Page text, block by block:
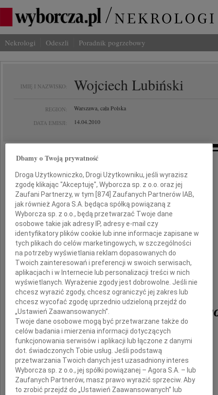
Nekrologi Odeszli Poradnik pogrzebowy
IMIĘ I NAZWISKO: Wojciech Lubiński
REGION: Warszawa, cała Polska
DATA EMISJI: 14.04.2010
Wyrazy najgłębszego współczucia
Rodzinie i Bliskim
tragicznie zmarłego
płk. dr. hab.
Wojciecha
Dbamy o Twoją prywatność
Droga Użytkowniczko, Drogi Użytkowniku, jeśli wyrazisz
zgodę klikając "Akceptuję", Wyborcza sp. z o.o. oraz jej
Zaufani Partnerzy, w tym [874 ] Zaufanych Partnerów IAB,
jak również Agora S.A. będąca spółką powiązaną z
Wyborcza sp. z o.o., będą przetwarzać Twoje dane
osobowe takie jak adresy IP, adresy e-mail czy
identyfikatory plików cookie lub inne informacje zapisane w
tych plikach do celów marketingowych, w szczególności
na potrzeby wyświetlania reklam dopasowanych do
Twoich zainteresowań i preferencji w swoich serwisach,
aplikacjach i w Internecie lub personalizacji treści w nich
wyświetlanych. Wyrażenie zgody jest dobrowolne. Jeśli nie
chcesz wyrazić zgody, chcesz ograniczyć jej zakres lub
chcesz wycofać zgodę uprzednio udzieloną przejdź do
„Ustawień Zaawansowanych”.
Twoje dane osobowe mogą być przetwarzane także do
celów badania i mierzenia informacji dotyczących
funkcjonowania serwisów i aplikacji lub łączone z danymi
dot. świadczonych Tobie usług. Jeśli podstawą
przetwarzania Twoich danych jest uzasadniony interes
Wyborcza sp. z o.o., jej spółki powiązanej – Agora S.A. – lub
Zaufanych Partnerów, masz prawo wyrazić sprzeciw. Aby
to zrobić przejdź do „Ustawień Zaawansowanych” lub